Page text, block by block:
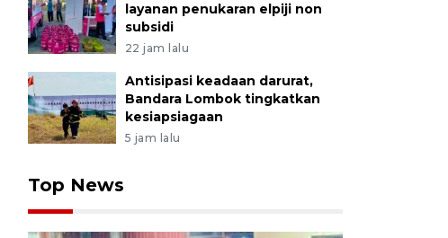
layanan penukaran elpiji non
subsidi
22 jam lalu
Antisipasi keadaan darurat,
Bandara Lombok tingkatkan
kesiapsiagaan
5 jam lalu
Top News